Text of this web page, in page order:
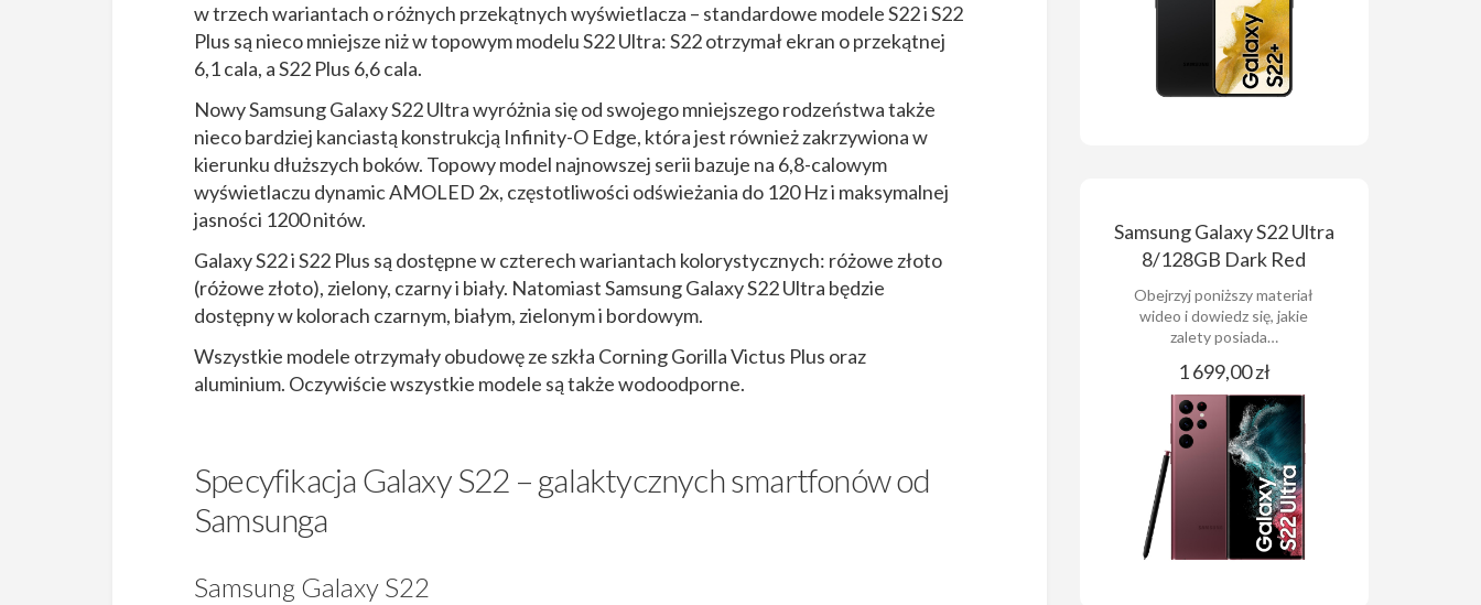
w trzech wariantach o różnych przekątnych wyświetlacza – standardowe modele S22 i S22
Plus są nieco mniejsze niż w topowym modelu S22 Ultra: S22 otrzymał ekran o przekątnej
6,1 cala, a S22 Plus 6,6 cala.
Nowy Samsung Galaxy S22 Ultra wyróżnia się od swojego mniejszego rodzeństwa także
nieco bardziej kanciastą konstrukcją Infinity-O Edge, która jest również zakrzywiona w
kierunku dłuższych boków. Topowy model najnowszej serii bazuje na 6,8-calowym
wyświetlaczu dynamic AMOLED 2x, częstotliwości odświeżania do 120 Hz i maksymalnej
jasności 1200 nitów.
Galaxy S22 i S22 Plus są dostępne w czterech wariantach kolorystycznych: różowe złoto
(różowe złoto), zielony, czarny i biały. Natomiast Samsung Galaxy S22 Ultra będzie
dostępny w kolorach czarnym, białym, zielonym i bordowym.
Wszystkie modele otrzymały obudowę ze szkła Corning Gorilla Victus Plus oraz
aluminium. Oczywiście wszystkie modele są także wodoodporne.
Specyfikacja Galaxy S22 – galaktycznych smartfonów od
Samsunga
Samsung Galaxy S22
Samsung Galaxy S22 Ultra
8/128GB Dark Red
Obejrzyj poniższy materiał
wideo i dowiedz się, jakie
zalety posiada…
1 699,00 zł